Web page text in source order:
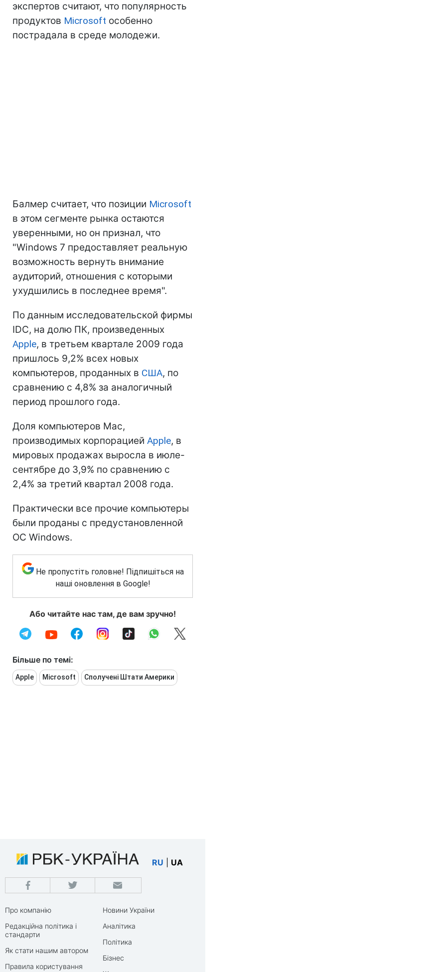
экспертов считают, что популярность
продуктов Microsoft особенно
пострадала в среде молодежи.
Балмер считает, что позиции Microsoft
в этом сегменте рынка остаются
уверенными, но он признал, что
"Windows 7 предоставляет реальную
возможность вернуть внимание
аудиторий, отношения с которыми
ухудшились в последнее время".
По данным исследовательской фирмы
IDC, на долю ПК, произведенных
Apple, в третьем квартале 2009 года
пришлось 9,2% всех новых
компьютеров, проданных в США, по
сравнению с 4,8% за аналогичный
период прошлого года.
Доля компьютеров Mac,
производимых корпорацией Apple, в
мировых продажах выросла в июле-
сентябре до 3,9% по сравнению с
2,4% за третий квартал 2008 года.
Практически все прочие компьютеры
были проданы с предустановленной
ОС Windows.
Не пропустіть головне! Підпишіться на
наші оновлення в Google!
Або читайте нас там, де вам зручно!
Більше по темі:
Apple Microsoft Сполучені Штати Америки
RU UA
Про компанію
Редакційна політика і
стандарти
Як стати нашим автором
Правила користування
Новини України
Аналітика
Політика
Бізнес